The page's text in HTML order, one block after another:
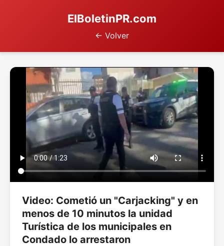
ElBoletinPR.com
← Volver
Video: Cometió un "Carjacking" y en
menos de 10 minutos la unidad
Turística de los municipales en
Condado lo arrestaron